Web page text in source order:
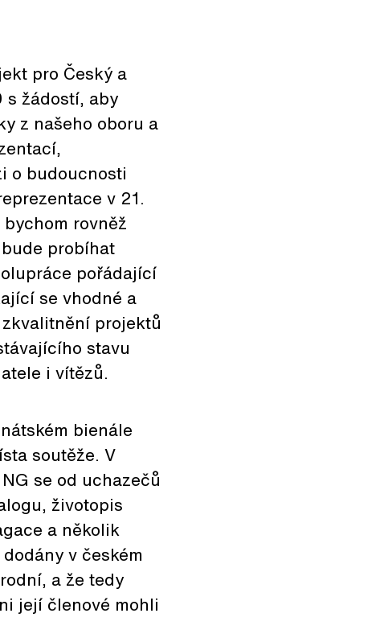
pro Český a
s žádostí, aby
z našeho oboru a
o budoucnosti
v 21.
rovněž
probíhat
pořádající
se vhodné a
projektů
stavu
i vítězů.
bienále
soutěže. V
se od uchazečů
životopis
a několik
v českém
a že tedy
její členové mohli